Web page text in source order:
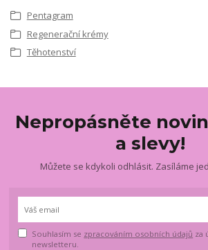
Pentagram
Regenerační krémy
Těhotenství
Nepropásněte
a slevy!
Můžete se kdykoli odhlásit. Zasíláme
Souhlasím se zpracováním osobních údajů za
newsletteru.